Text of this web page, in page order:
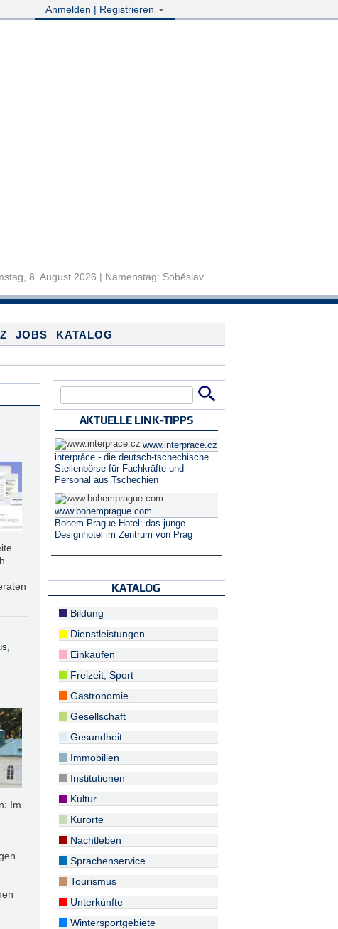
Anmelden | Registrieren
8. August 2026 | Namenstag: Soběslav
JOBS
KATALOG
,
Im
AKTUELLE LINK-TIPPS
www.interprace.cz
interpráce - die deutsch-tschechische
Stellenbörse für Fachkräfte und
Personal aus Tschechien
www.bohemprague.com
Bohem Prague Hotel: das junge
Designhotel im Zentrum von Prag
KATALOG
Bildung
Dienstleistungen
Einkaufen
Freizeit, Sport
Gastronomie
Gesellschaft
Gesundheit
Immobilien
Institutionen
Kultur
Kurorte
Nachtleben
Sprachenservice
Tourismus
Unterkünfte
Wintersportgebiete